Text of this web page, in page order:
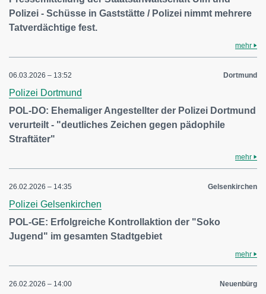
Polizei - Schüsse in Gaststätte / Polizei nimmt mehrere
Tatverdächtige fest.
mehr
06.03.2026 – 13:52 Dortmund
Polizei Dortmund
POL-DO: Ehemaliger Angestellter der Polizei Dortmund
verurteilt - "deutliches Zeichen gegen pädophile
Straftäter"
mehr
26.02.2026 – 14:35 Gelsenkirchen
Polizei Gelsenkirchen
POL-GE: Erfolgreiche Kontrollaktion der "Soko
Jugend" im gesamten Stadtgebiet
mehr
26.02.2026 – 14:00 Neuenbürg